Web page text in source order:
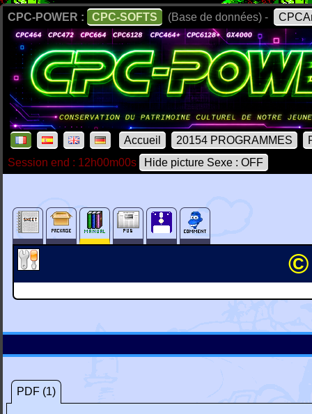
CPC-POWER : CPC-SOFTS (Base de données) -
Accueil 20154 PROGRAMMES
Session end : 12h00m00s
Hide picture Sexe : OFF
©
PDF (1)